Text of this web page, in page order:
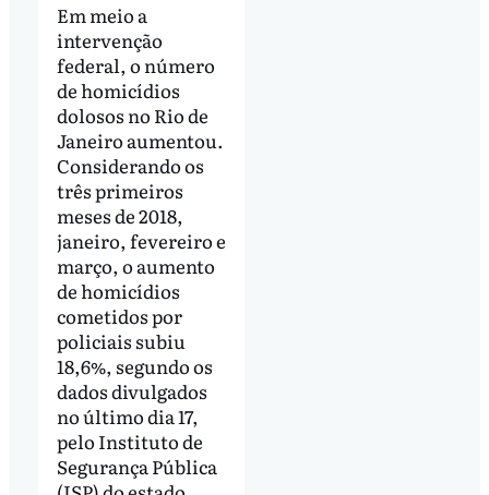
Em meio a
intervenção
federal, o número
de homicídios
dolosos no Rio de
Janeiro aumentou.
Considerando os
três primeiros
meses de 2018,
janeiro, fevereiro e
março, o aumento
de homicídios
cometidos por
policiais subiu
18,6%, segundo os
dados divulgados
no último dia 17,
pelo Instituto de
Segurança Pública